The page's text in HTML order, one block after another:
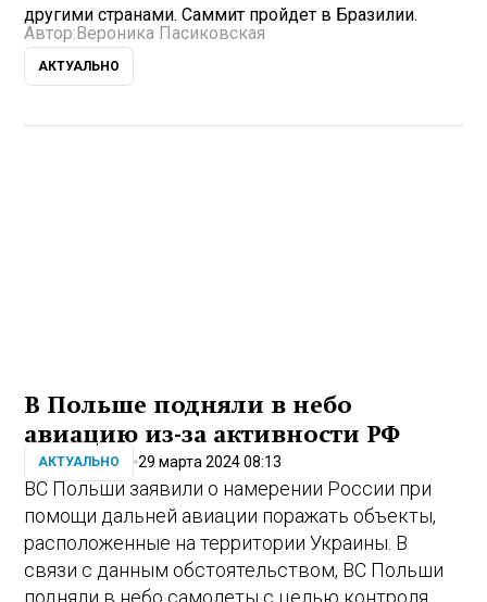
другими странами. Саммит пройдет в Бразилии.
Автор: Вероника Пасиковская
АКТУАЛЬНО
В Польше подняли в небо
авиацию из-за активности РФ
АКТУАЛЬНО 29 марта 2024 08:13
ВС Польши заявили о намерении России при
помощи дальней авиации поражать объекты,
расположенные на территории Украины. В
связи с данным обстоятельством, ВС Польши
подняли в небо самолеты с целью контроля